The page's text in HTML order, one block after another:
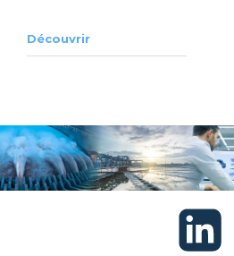
Découvrir